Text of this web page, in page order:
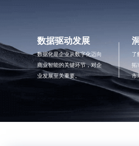
数据驱动发展
数据化是企业从数字化迈向
商业智能的关键环节，对企
业发展至关重要。
了
拓
市